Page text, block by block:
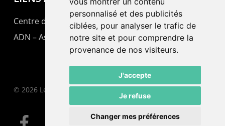
personnalisé et des publicités
ciblées, pour analyser le trafic de
notre site et pour comprendre la
provenance de nos visiteurs.
J'accepte
Je refuse
Changer mes préférences
Centre de culture ABC
ADN – Association Danse Neuchâtel
© 2026 Le Pommier.
facebook email